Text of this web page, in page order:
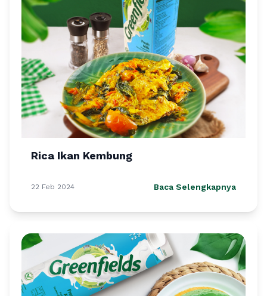
Rica Ikan Kembung
22 Feb 2024 Baca Selengkapnya